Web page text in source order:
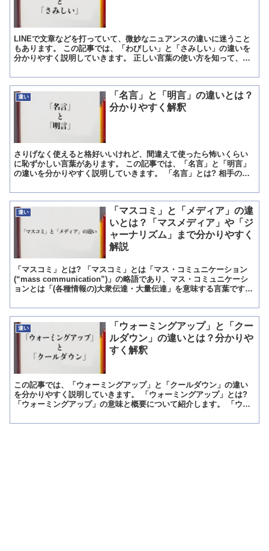
LINEで文章などを打っていて、微妙なニュアンスの違いに迷うこと
もあります。 この記事では、「わびしい」と「さみしい」の違いを
分かりやすく説明していきます。 正しい言葉の使い方を知って、日
違い
「名言」と「明言」の違いとは？
分かりやすく解釈
さりげなく使えると格好いいけれど、間違えて使ったら怖いくらい
に恥ずかしい言葉があります。 この記事では、「名言」と「明言」
の違いを分かりやすく説明していきます。 「名言」とは? 相手の心
違い
「マスコミ」と「メディア」の違
いとは？「マスメディア」や「ジ
ャーナリズム」まで分かりやすく
解説
「マスコミ」とは? 「マスコミ」とは「マス・コミュニケーション
(“mass communication”)」の略語であり、マス・コミュニケーシ
ョンとは「(各種情報の)大衆伝達・大量伝達」を意味する言葉です。
違い
「ウォーミングアップ」と「クー
ルダウン」の違いとは？分かりや
すく解釈
この記事では、「ウォーミングアップ」と「クールダウン」の違い
を分かりやすく説明していきます。 「ウォーミングアップ」とは?
「ウォーミングアップ」の意味と概要について紹介します。 「ウォ